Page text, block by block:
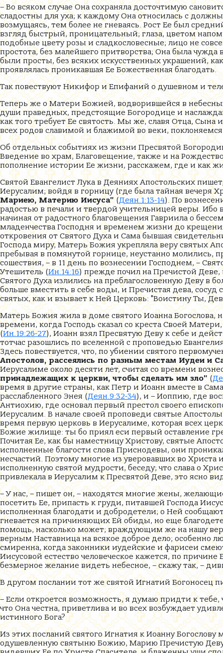
– Во всяком случае Она сохраняла досточтимую
сладостны для уха; к каждому Она относилась с
возмущаясь, тем более не гневаясь. Рост Ее был
взгляд быстрый, проницательный; глаза, цветом
подобные цвету розы и сладкословесные; лицо не
простота, без малейшего притворства; Она была
были просты, без всяких искусственных украшений,
проявлялась проникавшая Ее Божественная благодать.
Так повествуют Никифор и Епифаний о душевном и
Теперь же о Матери Божией, водворившейся в
души праведных, предстоящие Богородице и
как того требует Ее святость. Мы же, славя Отца,
всех родов славимой и блажимой во веки,
Об отдельных событиях из жизни Пресвятой
Введение во храм, Благовещение, также и на
пополнение истории Ее жизни, расскажем, где и как
Святой Евангелист Лука в Деяниях Апостольских
Иерусалим; войдя в горницу (где была тайная вечеря
Мариею, Материю Иисуса" (Деян.1:13-14). По
радостью в печали и твердой учительницей веры. Ибо
начиная от радостного благовещения Гавриила о
младенчества Господня и временем жизни до
откровения от Святого Духа и Сама бывшая
Господа миру, Матерь Божия укрепляла веру святых
пребывая в помянутой горнице, неустанно молились,
сошествия, – в 11 день по вознесении Господнем, –
Утешитель (Ин.14:16) прежде почил на Пречистой
Святого Духа излились на преблагословенную Деву в
больше вместить в себе воды, и Пречистая дева,
святых, как и взывает к Ней Церковь: "Воистину Ты,
Матерь Божия жила в доме святого Иоанна Богослова,
времени, когда Господь сказал со креста Своей
(Ин.19:26-27), Иоанн взял Пресвятую Деву к себе и
тотчас разошлись по вселенной с проповедью
Здесь повествуется, что, по убиении святого
Апостолов, рассеялись по разным местам Иудеи и
Иерусалиме около десяти лет, считая со времени
принадлежащих к церкви, чтобы сделать им зло"(
время в другие страны, как Петр и Иоанн вместе в
расслабленного Энея (Деян.9:32-34), и – Иоппию, где
Антиохию, где основал первый престол своего
Иерусалим. В начале своей проповеди святые
время первую церковь в Иерусалиме, которая всех
Божие жилище: ты бо приял еси первый оставление
Почитая Ее, как бы наместницу Христову, святые
исполненные благости слова Приснодевы, они
несчастий. Поэтому многие из уверовавших во
исполненную святой мудрости, беседу; что слава о
привлекала в Иерусалим к Пресвятой Деве, это ясно
– У нас, – пишет он, – находятся многие жены,
посетить Ее, припасть к груди, питавшей Господа
исполненная благодати и добродетели; о Ней
гневается на причиняющих Ей обиды, но еще
помощь, насколько может; враждующим же на нашу
верным Наставница на всякое доброе дело; особенно
смиренна, когда законники иудейские и фарисеи
Иисусовой естество человеческое кажется, по
безмерное желание видеть небесное, – скажу так, –
В другом послании тот же святой Игнатий Богоносец
– Если откроется возможность, я думаю придти к
что Она честна, приветлива и во всех возбуждает
истинного Бога?
Из этих посланий святого Игнатия к Иоанну
одушевленную святыню Божию, Марию Пречистую